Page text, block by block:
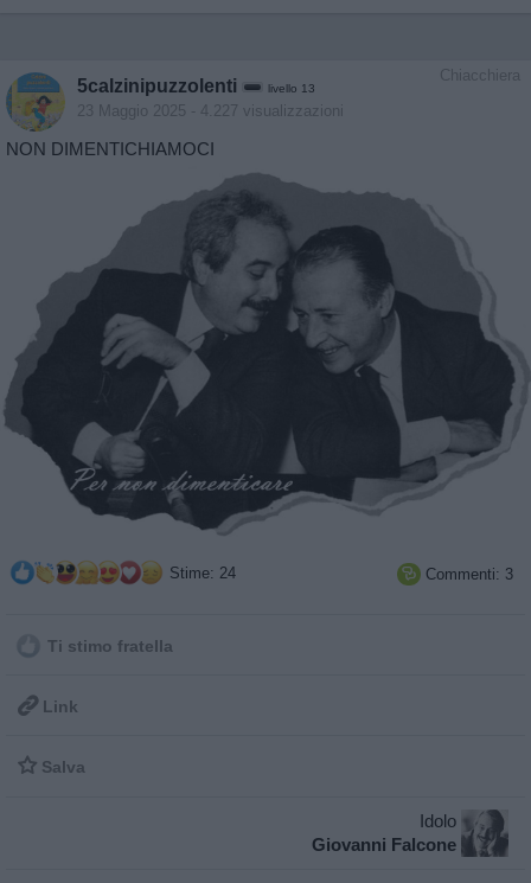
Chiacchiera
5calzinipuzzolenti livello 13
23 Maggio 2025 - 4.227 visualizzazioni
NON DIMENTICHIAMOCI
Stime: 24  Commenti: 3
Ti stimo fratella
 Link
 Salva
Idolo
Giovanni Falcone